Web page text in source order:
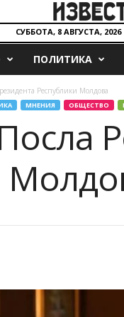
СУББОТА, 8 АВГУСТА, 2026
ПОЛИТИКА
Республики Молдова
МНЕНИЯ ОБЩЕСТВО